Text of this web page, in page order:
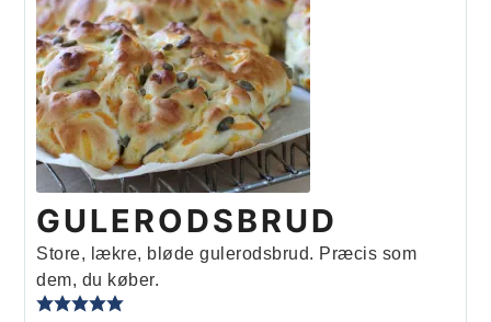
GULERODSBRUD
Store, lækre, bløde gulerodsbrud. Præcis som
dem, du køber.